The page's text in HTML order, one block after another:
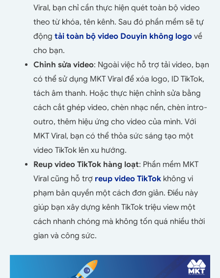
Viral, bạn chỉ cần thực hiện quét toàn bộ video
theo từ khóa, tên kênh. Sau đó phần mềm sẽ tự
động tải toàn bộ video Douyin không logo về
cho bạn.
Chỉnh sửa video: Ngoài việc hỗ trợ tải video, bạn
có thể sử dụng MKT Viral để xóa logo, ID TikTok,
tách âm thanh. Hoặc thực hiện chỉnh sửa bằng
cách cắt ghép video, chèn nhạc nền, chèn intro-
outro, thêm hiệu ứng cho video của mình. Với
MKT Viral, bạn có thể thỏa sức sáng tạo một
video TikTok lên xu hướng.
Reup video TikTok hàng loạt: Phần mềm MKT
Viral cũng hỗ trợ reup video TikTok không vi
phạm bản quyền một cách đơn giản. Điều này
giúp bạn xây dựng kênh TikTok triệu view một
cách nhanh chóng mà không tốn quá nhiều thời
gian và công sức.